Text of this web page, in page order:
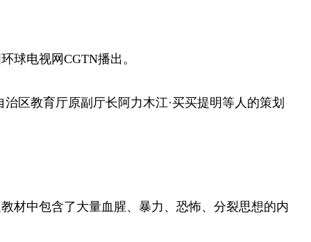
电视网CGTN播出。
教育厅原副厅长阿力木江·买买提明等人的策划
中包含了大量血腥、暴力、恐怖、分裂思想的内